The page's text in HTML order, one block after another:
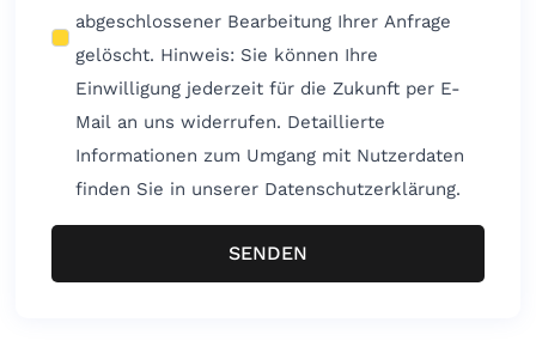
abgeschlossener Bearbeitung Ihrer Anfrage
gelöscht. Hinweis: Sie können Ihre
Einwilligung jederzeit für die Zukunft per E-
Mail an uns widerrufen. Detaillierte
Informationen zum Umgang mit Nutzerdaten
finden Sie in unserer Datenschutzerklärung.
SENDEN